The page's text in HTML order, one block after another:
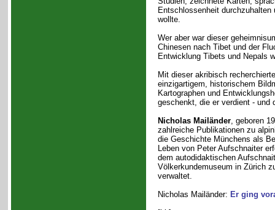
Entschlossenheit
wollte.
Wer aber war dieser
Chinesen nach Tibet und der
Entwicklung Tibets und Nepals
Mit dieser akribisch
einzigartigem, historischem
Kartographen und
geschenkt, die er verdient - und
Nicholas Mailänder, geboren
zahlreiche Publikationen zu
die Geschichte Münchens als
Leben von Peter Aufschnaiter
dem autodidaktischen
Völkerkundemuseum in Zürich
verwaltet.
Nicholas Mailänder: Er ging